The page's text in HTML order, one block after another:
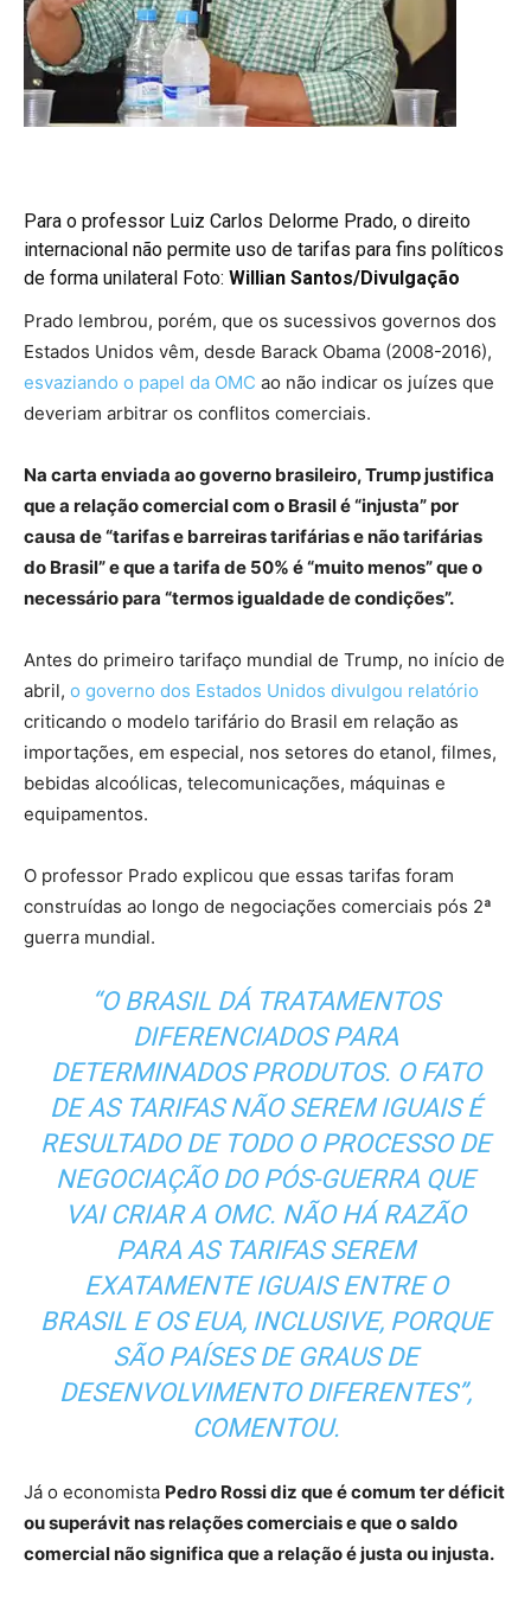
Para o professor Luiz Carlos Delorme Prado, o direito
internacional não permite uso de tarifas para fins políticos
de forma unilateral Foto: Willian Santos/Divulgação
Prado lembrou, porém, que os sucessivos governos dos
Estados Unidos vêm, desde Barack Obama (2008-2016),
esvaziando o papel da OMC ao não indicar os juízes que
deveriam arbitrar os conflitos comerciais.
Na carta enviada ao governo brasileiro, Trump justifica
que a relação comercial com o Brasil é “injusta” por
causa de “tarifas e barreiras tarifárias e não tarifárias
do Brasil” e que a tarifa de 50% é “muito menos” que o
necessário para “termos igualdade de condições”.
Antes do primeiro tarifaço mundial de Trump, no início de
abril, o governo dos Estados Unidos divulgou relatório
criticando o modelo tarifário do Brasil em relação as
importações, em especial, nos setores do etanol, filmes,
bebidas alcoólicas, telecomunicações, máquinas e
equipamentos.
O professor Prado explicou que essas tarifas foram
construídas ao longo de negociações comerciais pós 2ª
guerra mundial.
“O BRASIL DÁ TRATAMENTOS
DIFERENCIADOS PARA
DETERMINADOS PRODUTOS. O FATO
DE AS TARIFAS NÃO SEREM IGUAIS É
RESULTADO DE TODO O PROCESSO DE
NEGOCIAÇÃO DO PÓS-GUERRA QUE
VAI CRIAR A OMC. NÃO HÁ RAZÃO
PARA AS TARIFAS SEREM
EXATAMENTE IGUAIS ENTRE O
BRASIL E OS EUA, INCLUSIVE, PORQUE
SÃO PAÍSES DE GRAUS DE
DESENVOLVIMENTO DIFERENTES”,
COMENTOU.
Já o economista Pedro Rossi diz que é comum ter déficit
ou superávit nas relações comerciais e que o saldo
comercial não significa que a relação é justa ou injusta.